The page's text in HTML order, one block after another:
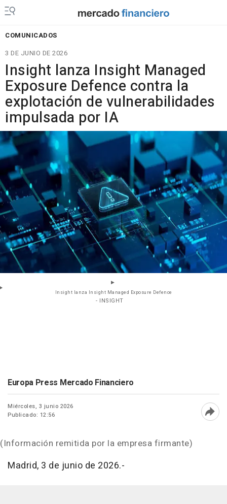
COMUNICADOS
3 DE JUNIO DE 2026
Insight lanza Insight Managed
Exposure Defence contra la
explotación de vulnerabilidades
impulsada por IA
Insight lanza Insight Managed Exposure Defence
- INSIGHT
Europa Press Mercado Financiero
Miércoles, 3 junio 2026
Publicado: 12:56
(Información remitida por la empresa firmante)
Madrid, 3 de junio de 2026.-